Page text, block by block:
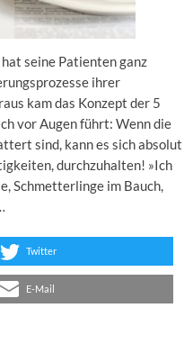
seine Patienten ganz
ihrer
kam das Konzept der 5
vor Augen führt: Wenn die
sind, kann es sich absolut
durchzuhalten! »Ich
Schmetterlinge im Bauch,
Twitter
E-Mail